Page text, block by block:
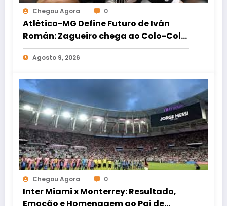
Chegou Agora 0
Atlético-MG Define Futuro de Iván
Román: Zagueiro chega ao Colo-Colo
por Empréstimo
Agosto 9, 2026
Chegou Agora 0
Inter Miami x Monterrey: Resultado,